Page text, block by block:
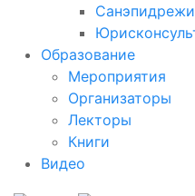
Образование
Мероприятия
Организаторы
Лекторы
Книги
Видео